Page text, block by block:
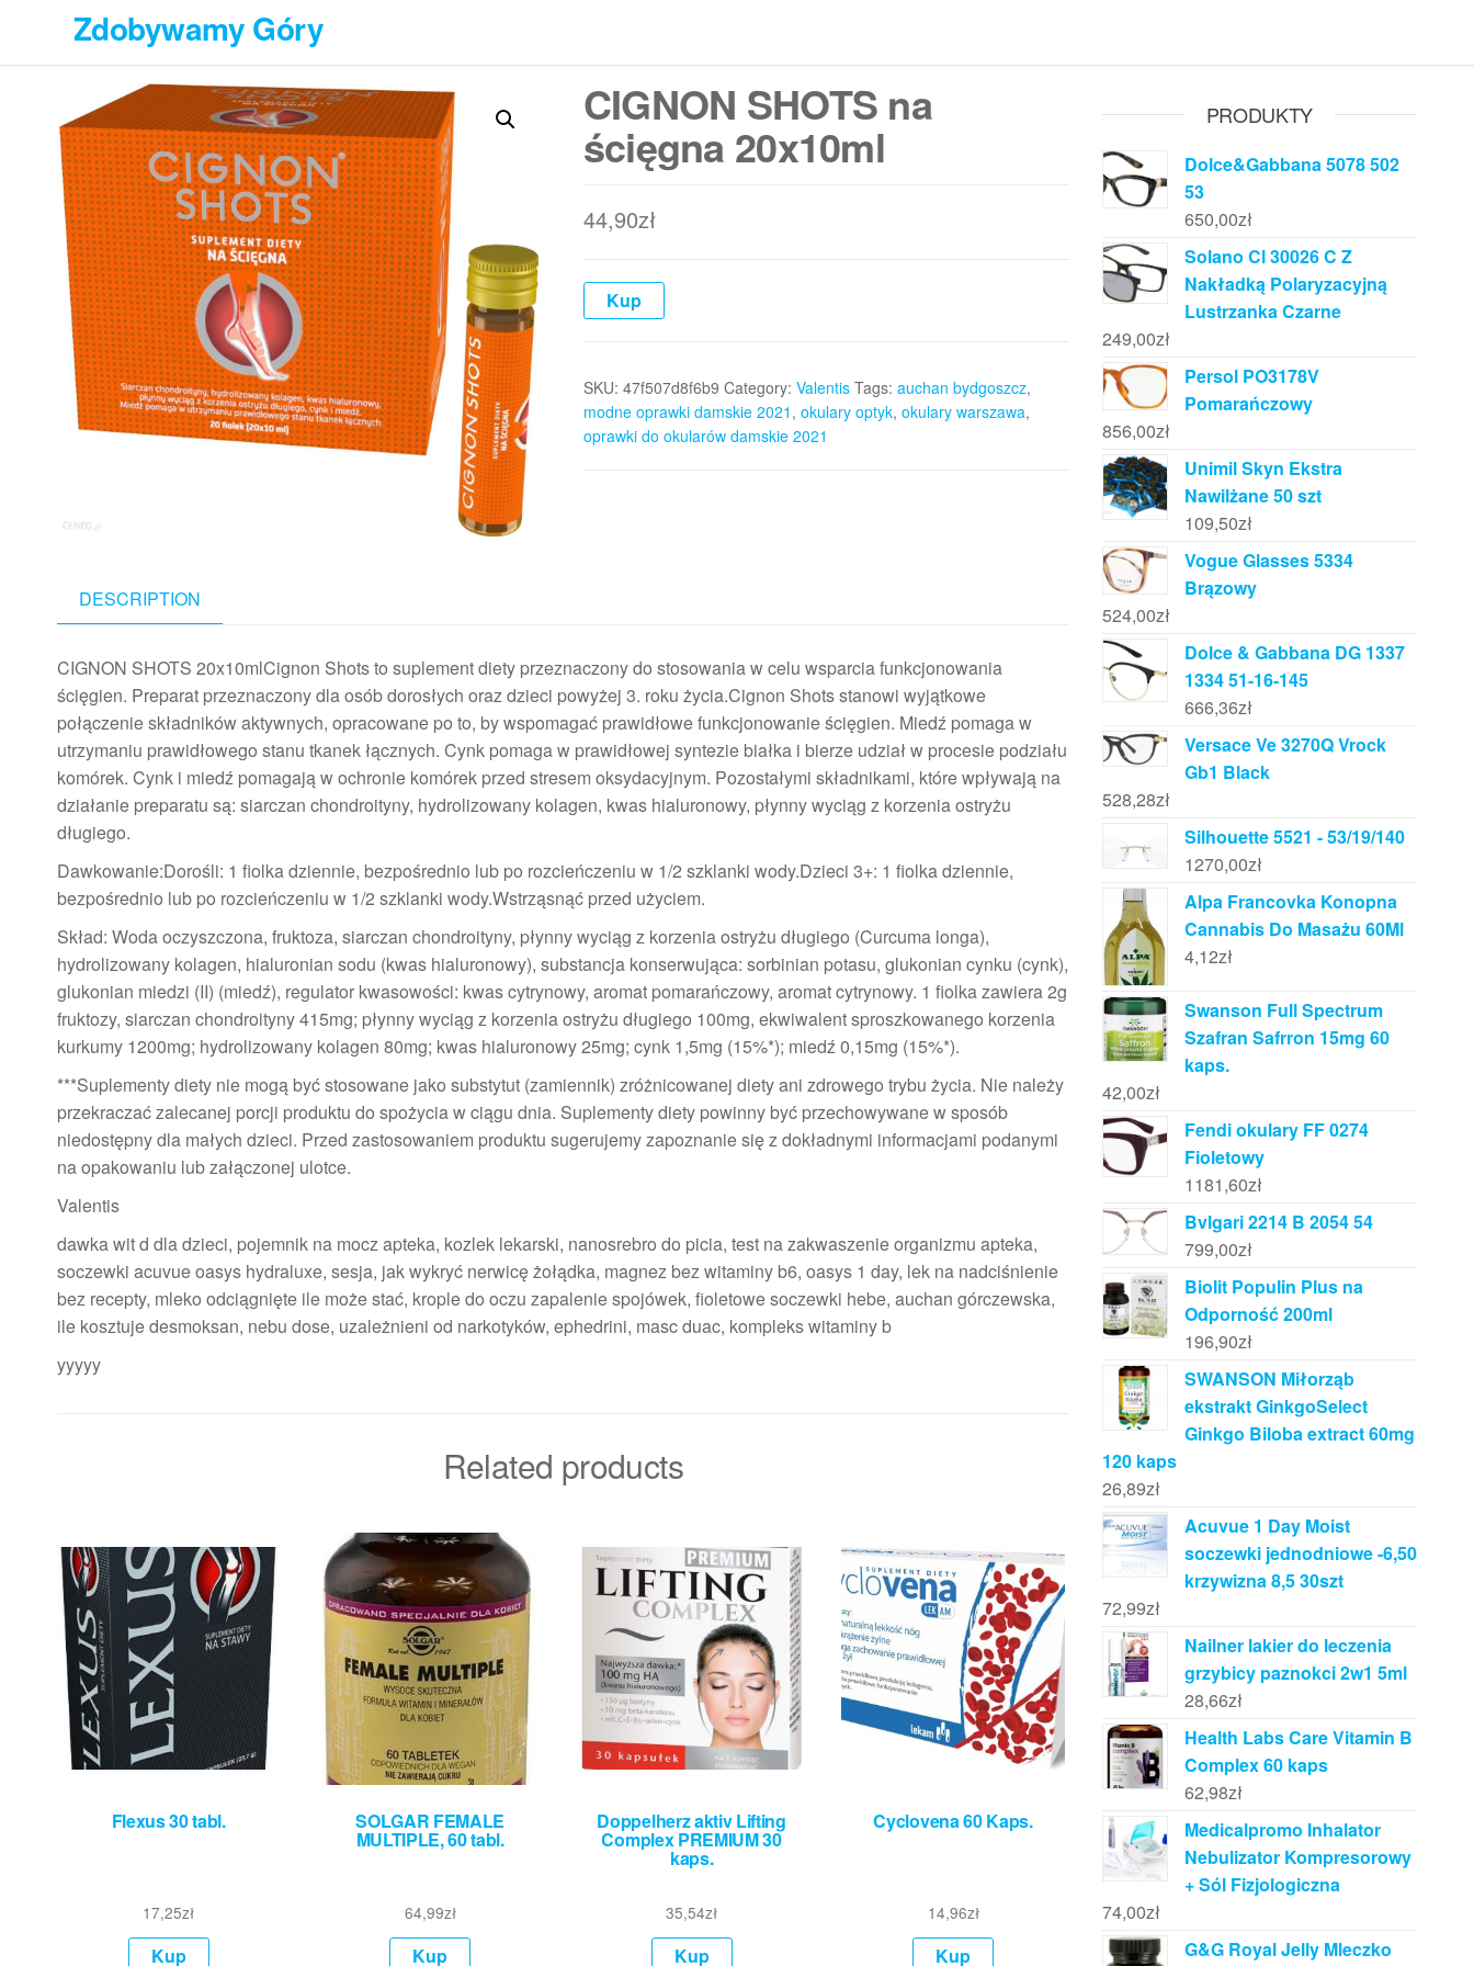
treści
Zdobywamy Góry
CIGNON SHOTS na
ścięgna 20x10ml
44,90zł
Kup
SKU: 47f507d8f6b9 Category: Valentis Tags: auchan bydgoszcz,
modne oprawki damskie 2021 , okulary optyk, okulary warszawa,
oprawki do okularów damskie 2021
DESCRIPTION
CIGNON SHOTS 20x10mlCignon Shots to suplement diety przeznaczony do stosowania w celu wsparcia funkcjonowania
ścięgien. Preparat przeznaczony dla osób dorosłych oraz dzieci powyżej 3. roku życia.Cignon Shots stanowi wyjątkowe
połączenie składników aktywnych, opracowane po to, by wspomagać prawidłowe funkcjonowanie ścięgien. Miedź pomaga w
utrzymaniu prawidłowego stanu tkanek łącznych. Cynk pomaga w prawidłowej syntezie białka i bierze udział w procesie podziału
komórek. Cynk i miedź pomagają w ochronie komórek przed stresem oksydacyjnym. Pozostałymi składnikami, które wpływają na
działanie preparatu są: siarczan chondroityny, hydrolizowany kolagen, kwas hialuronowy, płynny wyciąg z korzenia ostryżu
długiego.
Dawkowanie:Dorośli: 1 fiolka dziennie, bezpośrednio lub po rozcieńczeniu w 1/2 szklanki wody.Dzieci 3+: 1 fiolka dziennie,
bezpośrednio lub po rozcieńczeniu w 1/2 szklanki wody.Wstrząsnąć przed użyciem.
Skład: Woda oczyszczona, fruktoza, siarczan chondroityny, płynny wyciąg z korzenia ostryżu długiego (Curcuma longa),
hydrolizowany kolagen, hialuronian sodu (kwas hialuronowy), substancja konserwująca: sorbinian potasu, glukonian cynku (cynk),
glukonian miedzi (II) (miedź), regulator kwasowości: kwas cytrynowy, aromat pomarańczowy, aromat cytrynowy. 1 fiolka zawiera 2g
fruktozy, siarczan chondroityny 415mg; płynny wyciąg z korzenia ostryżu długiego 100mg, ekwiwalent sproszkowanego korzenia
kurkumy 1200mg; hydrolizowany kolagen 80mg; kwas hialuronowy 25mg; cynk 1,5mg (15%*); miedź 0,15mg (15%*).
***Suplementy diety nie mogą być stosowane jako substytut (zamiennik) zróżnicowanej diety ani zdrowego trybu życia. Nie należy
przekraczać zalecanej porcji produktu do spożycia w ciągu dnia. Suplementy diety powinny być przechowywane w sposób
niedostępny dla małych dzieci. Przed zastosowaniem produktu sugerujemy zapoznanie się z dokładnymi informacjami podanymi
na opakowaniu lub załączonej ulotce.
Valentis
dawka wit d dla dzieci, pojemnik na mocz apteka, kozlek lekarski, nanosrebro do picia, test na zakwaszenie organizmu apteka,
soczewki acuvue oasys hydraluxe, sesja, jak wykryć nerwicę żołądka, magnez bez witaminy b6, oasys 1 day, lek na nadciśnienie
bez recepty, mleko odciągnięte ile może stać, krople do oczu zapalenie spojówek, fioletowe soczewki hebe, auchan górczewska,
ile kosztuje desmoksan, nebu dose, uzależnieni od narkotyków, ephedrini, masc duac, kompleks witaminy b
yyyyy
Related products
Flexus 30 tabl.
17,25zł
Kup
SOLGAR FEMALE
MULTIPLE, 60 tabl.
64,99zł
Kup
Doppelherz aktiv Lifting
Complex PREMIUM 30
kaps.
35,54zł
Kup
Cyclovena 60 Kaps.
14,96zł
Kup
PRODUKTY
Dolce&Gabbana 5078 502
53
650,00zł
Solano Cl 30026 C Z
Nakładką Polaryzacyjną
Lustrzanka Czarne
249,00zł
Persol PO3178V
Pomarańczowy
856,00zł
Unimil Skyn Ekstra
Nawilżane 50 szt
109,50zł
Vogue Glasses 5334
Brązowy
524,00zł
Dolce & Gabbana DG 1337
1334 51-16-145
666,36zł
Versace Ve 3270Q Vrock
Gb1 Black
528,28zł
Silhouette 5521 - 53/19/140
1270,00zł
Alpa Francovka Konopna
Cannabis Do Masażu 60Ml
4,12zł
Swanson Full Spectrum
Szafran Safrron 15mg 60
kaps.
42,00zł
Fendi okulary FF 0274
Fioletowy
1181,60zł
Bvlgari 2214 B 2054 54
799,00zł
Biolit Populin Plus na
Odporność 200ml
196,90zł
SWANSON Miłorząb
ekstrakt GinkgoSelect
Ginkgo Biloba extract 60mg
120 kaps
26,89zł
Acuvue 1 Day Moist
soczewki jednodniowe -6,50
krzywizna 8,5 30szt
72,99zł
Nailner lakier do leczenia
grzybicy paznokci 2w1 5ml
28,66zł
Health Labs Care Vitamin B
Complex 60 kaps
62,98zł
Medicalpromo Inhalator
Nebulizator Kompresorowy
+ Sól Fizjologiczna
74,00zł
G&G Royal Jelly Mleczko